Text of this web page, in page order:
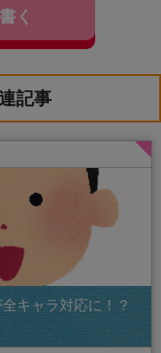
く
記事
キャラ対応に！？